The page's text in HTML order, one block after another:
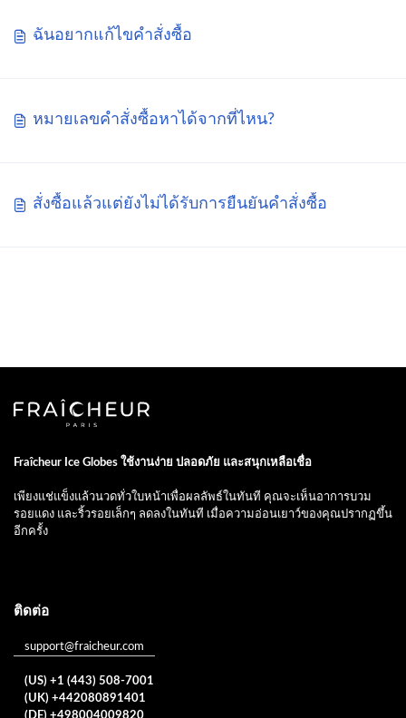
ฉันอยากแก้ไขคำสั่งซื้อ
หมายเลขคำสั่งซื้อหาได้จากที่ไหน?
สั่งซื้อแล้วแต่ยังไม่ได้รับการยืนยันคำสั่งซื้อ
Fraîcheur Ice Globes ใช้งานง่าย ปลอดภัย และสนุกเหลือเชื่อ
เพียงแช่แข็งแล้วนวดทั่วใบหน้าเพื่อผลลัพธ์ในทันที คุณจะเห็นอาการบวม
รอยแดง และริ้วรอยเล็กๆ ลดลงในทันที เมื่อความอ่อนเยาว์ของคุณปรากฏขึ้น
อีกครั้ง
ติดต่อ
support@fraicheur.com
(US) +1 (443) 508-7001
(UK) +442080891401
(DE) +498004009820